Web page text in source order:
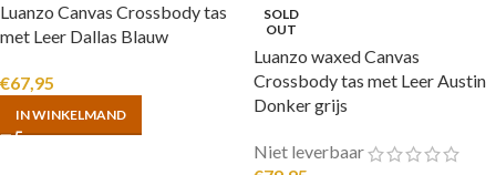
Luanzo Canvas Crossbody tas
met Leer Dallas Blauw
€67,95
IN WINKELMAND
SOLD
OUT
Luanzo waxed Canvas
Crossbody tas met Leer Austin
Donker grijs
Niet leverbaar